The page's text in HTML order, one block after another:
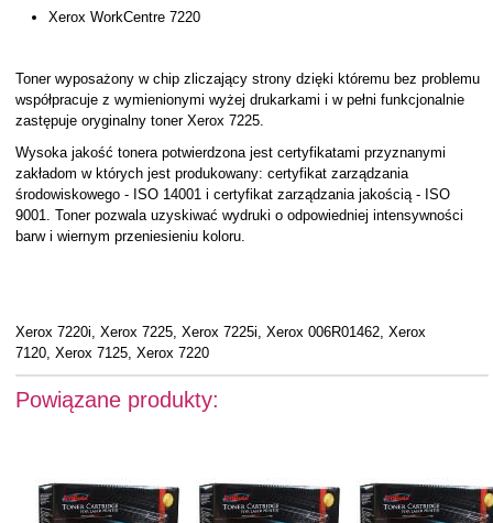
Xerox WorkCentre 7220
Toner wyposażony w chip zliczający strony dzięki któremu bez problemu
współpracuje z wymienionymi wyżej drukarkami i w pełni funkcjonalnie
zastępuje oryginalny toner Xerox 7225.
Wysoka jakość tonera potwierdzona jest certyfikatami przyznanymi
zakładom w których jest produkowany: certyfikat zarządzania
środowiskowego - ISO 14001 i certyfikat zarządzania jakością - ISO
9001. Toner pozwala uzyskiwać wydruki o odpowiedniej intensywności
barw i wiernym przeniesieniu koloru.
Xerox 7220i, Xerox 7225, Xerox 7225i, Xerox 006R01462, Xerox
7120, Xerox 7125, Xerox 7220
Powiązane produkty: